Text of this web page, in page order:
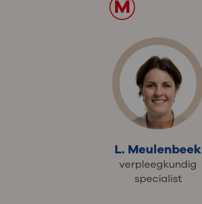
M
L. Meulenbeek
verpleegkundig
specialist